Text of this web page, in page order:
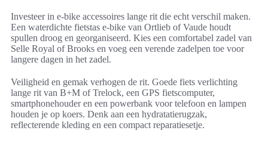
Investeer in e-bike accessoires lange rit die echt verschil maken.
Een waterdichte fietstas e-bike van Ortlieb of Vaude houdt
spullen droog en georganiseerd. Kies een comfortabel zadel van
Selle Royal of Brooks en voeg een verende zadelpen toe voor
langere dagen in het zadel.
Veiligheid en gemak verhogen de rit. Goede fiets verlichting
lange rit van B+M of Trelock, een GPS fietscomputer,
smartphonehouder en een powerbank voor telefoon en lampen
houden je op koers. Denk aan een hydratatierugzak,
reflecterende kleding en een compact reparatiesetje.